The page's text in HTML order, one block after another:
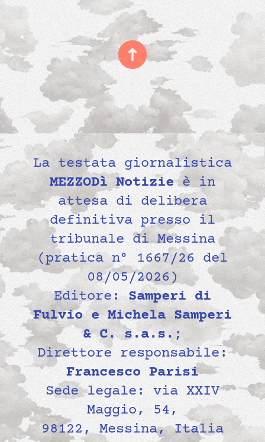
La testata giornalistica
MEZZODì Notizieè in
attesa di delibera
definitiva presso il
tribunale di Messina
(pratica n° 1667/26 del
08/05/2026)
Editore:Samperi di
Fulvio e Michela Samperi
& C. s.a.s. ;
Direttore responsabile:
Francesco Parisi
Sede legale: via XXIV
Maggio, 54,
98122, Messina, Italia